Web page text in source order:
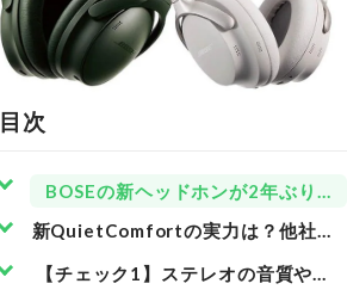
こ
目次
BOSEの新ヘッドホンが2年ぶりに
新QuietComfortの実力は？他社製
【チェック1】ステレオの音質や空